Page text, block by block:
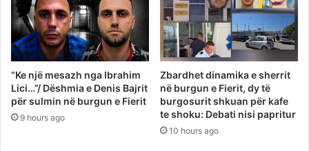
“Ke një mesazh nga Ibrahim
Lici…”/ Dëshmia e Denis Bajrit
për sulmin në burgun e Fierit
9 hours ago
Zbardhet dinamika e sherrit
në burgun e Fierit, dy të
burgosurit shkuan për kafe
te shoku: Debati nisi papritur
10 hours ago